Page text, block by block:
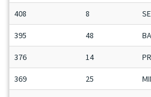
408 8
395 48
376 14
369 25